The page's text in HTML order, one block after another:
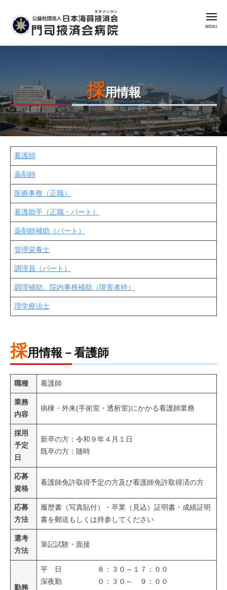
ン
キ
ッ
プ
公
団
法
人
日
本
海
員
掖
済
会
門
司
掖
済
会
病
門
会
病
院
メ
ニ
採用情報
2026
年
月
15
日
by
admin
看護師
薬剤師
医療事務（正職）
看護助手（正職・パート）
薬剤師補助（パート）
管理栄養士
調理員（パート）
調理補助、院内事務補助（障害者枠）
理学療法士
採用情報－看護師
職種 看護師
業務
内容
病棟・外来(手術室・透析室)にかかる看護師業務
採用
予定
日
新卒の方：令和９年４月１日
既卒の方：随時
応募
資格
看護師免許取得予定の方及び看護師免許取得済の方
応募
方法
履歴書（写真貼付）・卒業（見込）証明書・成績証明
書を郵送もしくは持参してください
選考
方法
筆記試験・面接
勤務
平 日 ８：３０～１７：００
深夜勤 ０：３０～ ９：００
社
団
法
海
員
掖
済
会
門
司
掖
済
会
病
院